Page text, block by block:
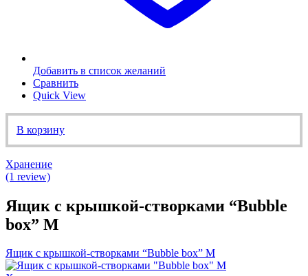
Добавить в список желаний
Сравнить
Quick View
В корзину
Хранение
(1 review)
Ящик с крышкой-створками “Bubble
box” М
Ящик с крышкой-створками “Bubble box” М